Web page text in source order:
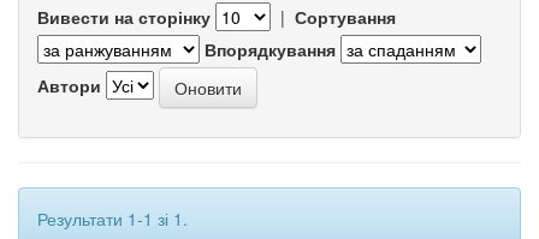
Вивести на сторінку | Сортування
Впорядкування
Автори
Результати 1-1 зі 1.